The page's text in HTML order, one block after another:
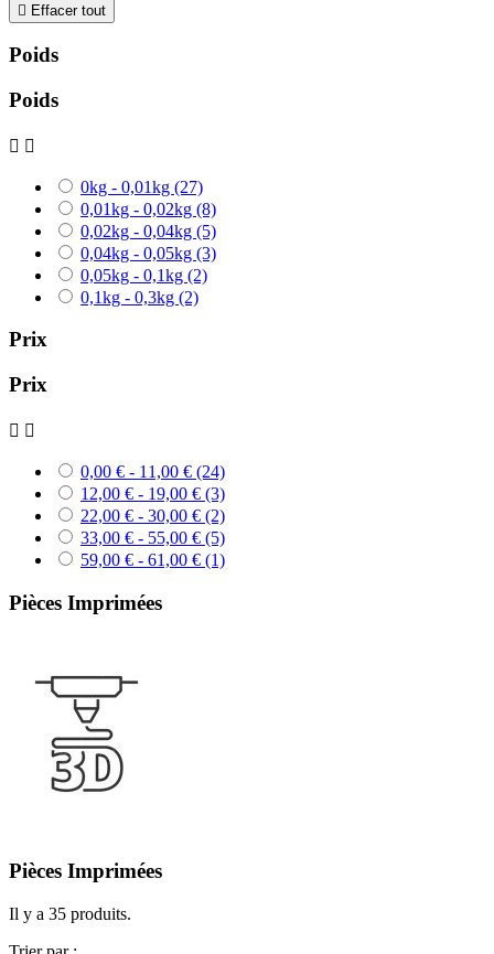
 Effacer tout
Poids
Poids
 
0kg - 0,01kg (27)
0,01kg - 0,02kg (8)
0,02kg - 0,04kg (5)
0,04kg - 0,05kg (3)
0,05kg - 0,1kg (2)
0,1kg - 0,3kg (2)
Prix
Prix
 
0,00 € - 11,00 € (24)
12,00 € - 19,00 € (3)
22,00 € - 30,00 € (2)
33,00 € - 55,00 € (5)
59,00 € - 61,00 € (1)
Pièces Imprimées
Pièces Imprimées
Il y a 35 produits.